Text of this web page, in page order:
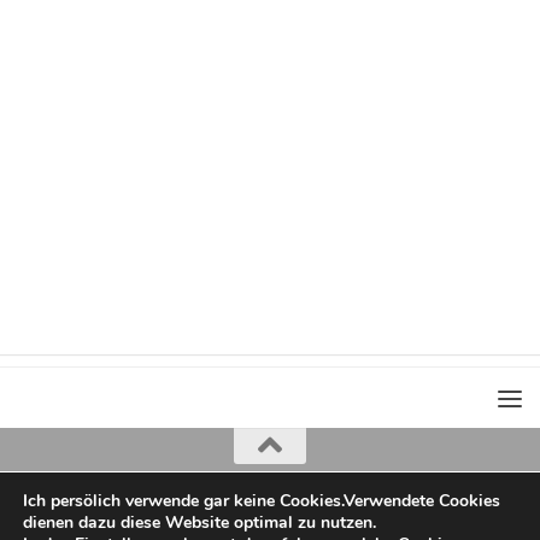
Iris Greiner
copyright 2022
Ich persölich verwende gar keine Cookies.Verwendete Cookies
dienen dazu diese Website optimal zu nutzen.